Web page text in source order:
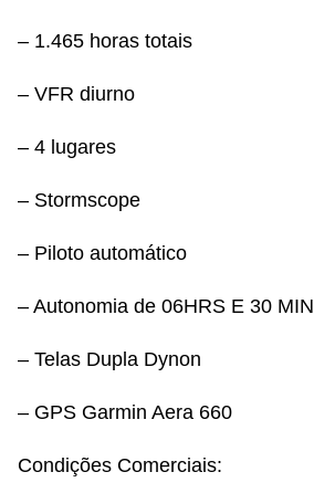
– 1.465 horas totais
– VFR diurno
– 4 lugares
– Stormscope
– Piloto automático
– Autonomia de 06HRS E 30 MIN
– Telas Dupla Dynon
– GPS Garmin Aera 660
Condições Comerciais: